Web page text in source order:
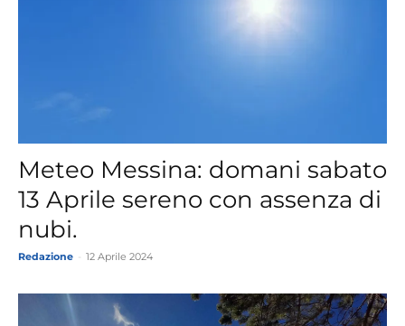
Meteo Messina: domani sabato
13 Aprile sereno con assenza di
nubi.
Redazione 12 Aprile 2024